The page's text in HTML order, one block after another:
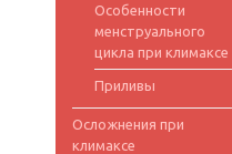
Особенности
менструального
цикла при климаксе
Приливы
Осложнения при
климаксе